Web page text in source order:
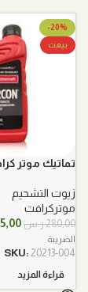
-20%
بيعت
تماتيك موتر
زيوت التشحيم
موتركرافت
280,00ر.س
هو:
الضريبة
SKU: 20213-004
قراءة المزيد